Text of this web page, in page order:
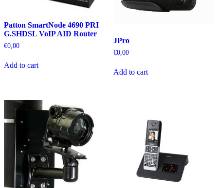
Patton SmartNode 4690 PRI
G.SHDSL VoIP AID Router
€0,00
Add to cart
JPro
€0,00
Add to cart